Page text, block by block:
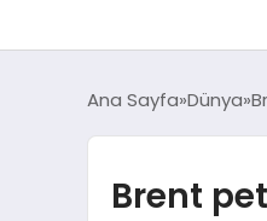
Ana Sayfa Dünya
Brent